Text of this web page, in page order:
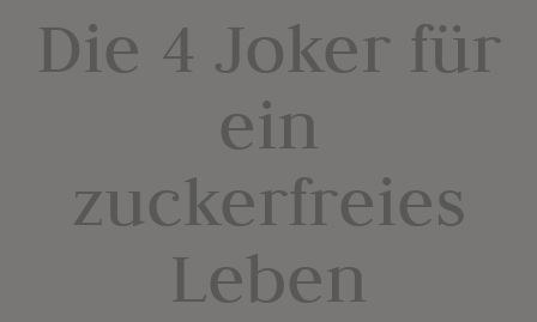
Die 4 Joker für
ein
zuckerfreies
Leben